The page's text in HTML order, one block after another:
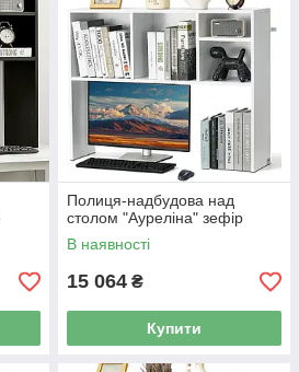
Полиця-надбудова над
столом "Ауреліна" зефір
В наявності
15 064 ₴
Купити